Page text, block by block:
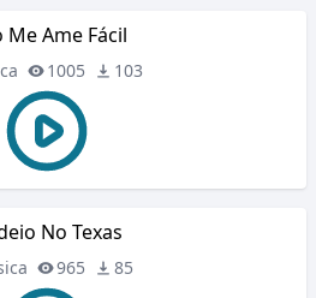
Me Ame Fácil
1005 103
No Texas
965 85